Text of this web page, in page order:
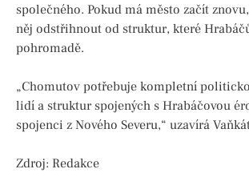
společného. Pokud má město začít
něj odstřihnout od struktur, které
pohromadě.
„Chomutov potřebuje kompletní
lidí a struktur spojených s Hrabáčovou
spojenci z Nového Severu,“ uzavírá
Zdroj: Redakce